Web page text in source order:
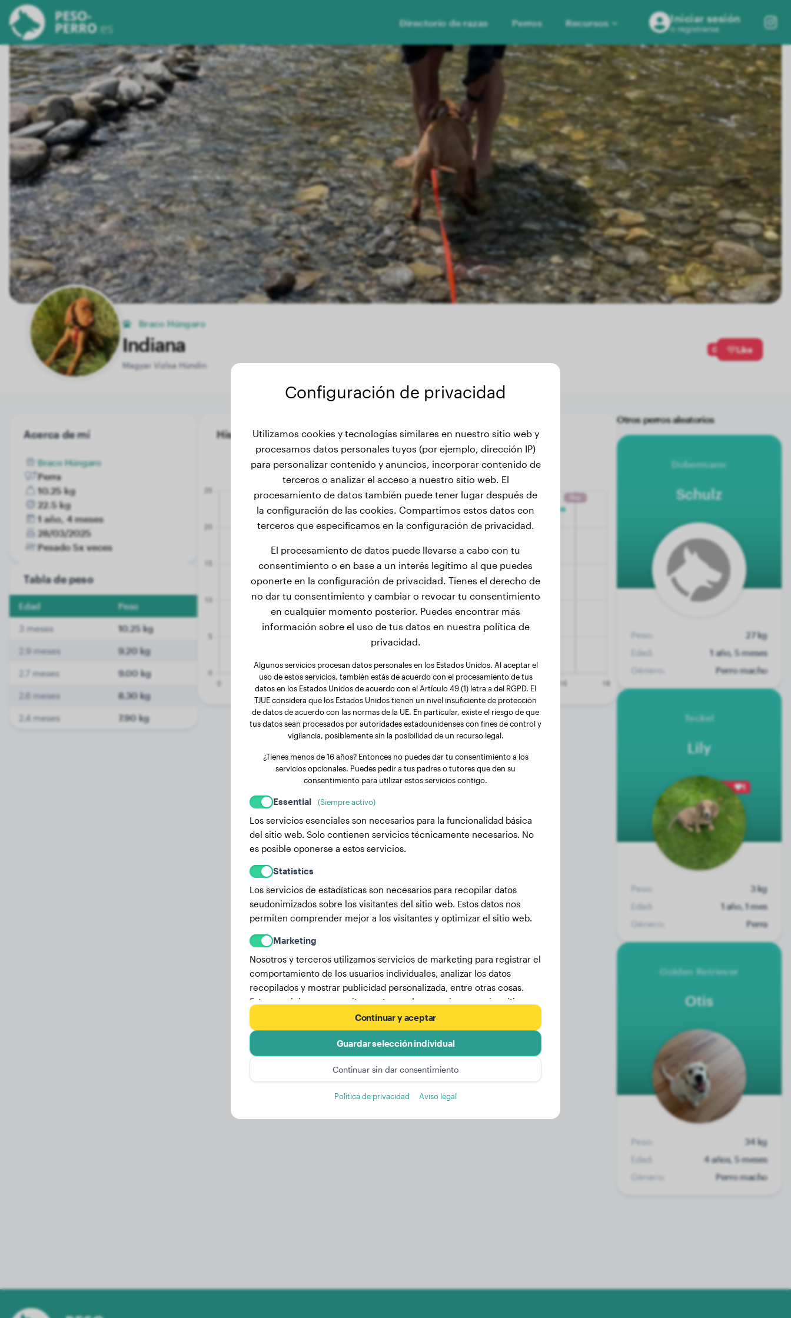
Directorio de razas Perros Recursos Iniciar sesión
o registrarse
Braco Húngaro
Indiana
Magyar Vizlsa Hündin
0 Like
Acerca de mí
Braco Húngaro
Perra
10.25 kg
22.5 kg
1 año, 4 meses
28/03/2025
Pesado 5x veces
Tabla de peso
Edad Peso
3 meses 10.25 kg
2.9 meses 9.20 kg
2.7 meses 9.00 kg
2.6 meses 8.30 kg
2.4 meses 7.90 kg
Historial de peso de Indiana
Otros perros aleatorios
Dobermann
Schulz
Peso:
27 kg
Edad:
1 año, 5 meses
Género:
Perro macho
Teckel
Lily
1
Peso:
3 kg
Edad:
1 año, 1 mes
Género:
Perra
Golden Retriever
Otis
Peso:
34 kg
Edad:
4 años, 5 meses
Género:
Perro macho
Configuración de privacidad
Utilizamos cookies y tecnologías similares en nuestro sitio web y
procesamos datos personales tuyos (por ejemplo, dirección IP)
para personalizar contenido y anuncios, incorporar contenido de
terceros o analizar el acceso a nuestro sitio web. El
procesamiento de datos también puede tener lugar después de
la configuración de las cookies. Compartimos estos datos con
terceros que especificamos en la configuración de privacidad.
El procesamiento de datos puede llevarse a cabo con tu
consentimiento o en base a un interés legítimo al que puedes
oponerte en la configuración de privacidad. Tienes el derecho de
no dar tu consentimiento y cambiar o revocar tu consentimiento
en cualquier momento posterior. Puedes encontrar más
información sobre el uso de tus datos en nuestra política de
privacidad.
Algunos servicios procesan datos personales en los Estados Unidos. Al aceptar el
uso de estos servicios, también estás de acuerdo con el procesamiento de tus
datos en los Estados Unidos de acuerdo con el Artículo 49 (1) letra a del RGPD. El
TJUE considera que los Estados Unidos tienen un nivel insuficiente de protección
de datos de acuerdo con las normas de la UE. En particular, existe el riesgo de que
tus datos sean procesados por autoridades estadounidenses con fines de control y
vigilancia, posiblemente sin la posibilidad de un recurso legal.
¿Tienes menos de 16 años? Entonces no puedes dar tu consentimiento a los
servicios opcionales. Puedes pedir a tus padres o tutores que den su
consentimiento para utilizar estos servicios contigo.
Essential (Siempre activo)
Los servicios esenciales son necesarios para la funcionalidad básica
del sitio web. Solo contienen servicios técnicamente necesarios. No
es posible oponerse a estos servicios.
Statistics
Los servicios de estadísticas son necesarios para recopilar datos
seudonimizados sobre los visitantes del sitio web. Estos datos nos
permiten comprender mejor a los visitantes y optimizar el sitio web.
Marketing
Nosotros y terceros utilizamos servicios de marketing para registrar el
comportamiento de los usuarios individuales, analizar los datos
recopilados y mostrar publicidad personalizada, entre otras cosas.
Estos servicios nos permiten rastrear a los usuarios en varios sitios
Aquí encontrarás una lista de nuestros socios publicitarios.
Más información en nuestra política de privacidad
Continuar y aceptar
Guardar selección individual
Continuar sin dar consentimiento
Política de privacidad Aviso legal